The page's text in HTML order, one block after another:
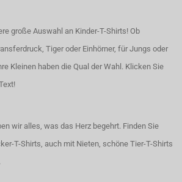
große Auswahl an Kinder-T-Shirts! Ob
Tiger oder Einhörner, für Jungs oder
Kleinen haben die Qual der Wahl. Klicken Sie
wir alles, was das Herz begehrt. Finden Sie
T-Shirts, auch mit Nieten, schöne Tier-T-Shirts